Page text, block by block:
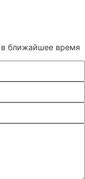
ближайшее время